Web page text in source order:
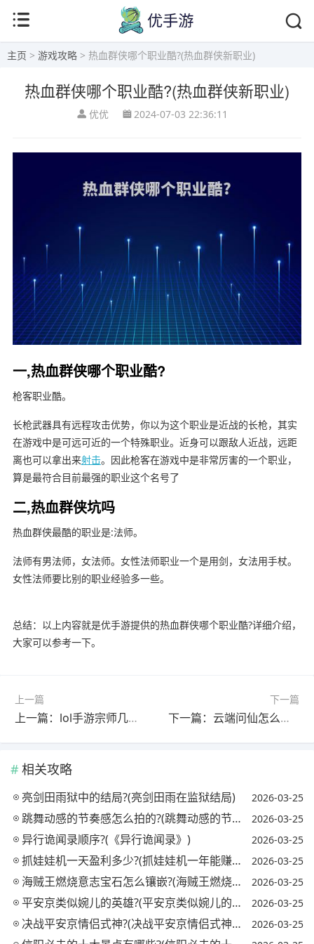
主页 > 游戏攻略 > 热血群侠哪个职业酷?(热血群侠新职业)
热血群侠哪个职业酷?(热血群侠新职业)
优优 2024-07-03 22:36:11
一,热血群侠哪个职业酷?
枪客职业酷。
长枪武器具有远程攻击优势，你以为这个职业是近战的长枪，其实
在游戏中是可远可近的一个特殊职业。近身可以跟敌人近战，远距
离也可以拿出来射击。因此枪客在游戏中是非常厉害的一个职业，
算是最符合目前最强的职业这个名号了
二,热血群侠坑吗
热血群侠最酷的职业是:法师。
法师有男法师，女法师。女性法师职业一个是用剑，女法用手杖。
女性法师要比别的职业经验多一些。
总结：以上内容就是优手游提供的热血群侠哪个职业酷?详细介绍，
大家可以参考一下。
上一篇
上一篇：lol手游宗师几点刷新?(lol手游宗师几点刷新一次)
下一篇
下一篇：云端问仙怎么提升攻击?(云端问仙怎么提升攻击率)
相关攻略
亮剑田雨狱中的结局?(亮剑田雨在监狱结局) 2026-03-25
跳舞动感的节奏感怎么拍的?(跳舞动感的节奏感怎么拍的视频) 2026-03-25
异行诡闻录顺序?(《异行诡闻录》) 2026-03-25
抓娃娃机一天盈利多少?(抓娃娃机一年能赚多少钱) 2026-03-25
海贼王燃烧意志宝石怎么镶嵌?(海贼王燃烧意志宝石镶嵌攻略) 2026-03-25
平安京类似婉儿的英雄?(平安京类似婉儿的英雄名字) 2026-03-25
决战平安京情侣式神?(决战平安京情侣式神怎么获得) 2026-03-25